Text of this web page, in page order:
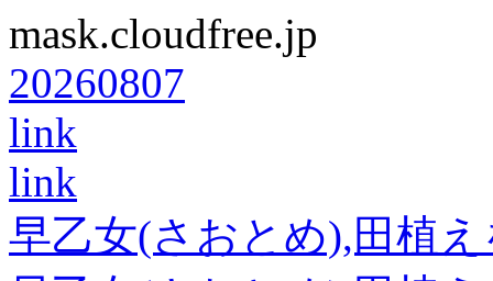
mask.cloudfree.jp
20260807
link
link
早乙女(さおとめ),田植